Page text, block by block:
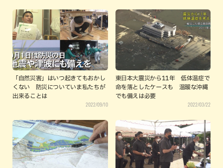
「自然災害」はいつ起きてもおかし
くない 防災についていま私たちが
出来ることは
2022/09/10
東日本大震災から11年 低体温症で
命を落としたケースも 温暖な沖縄
でも備えは必要
2022/03/22